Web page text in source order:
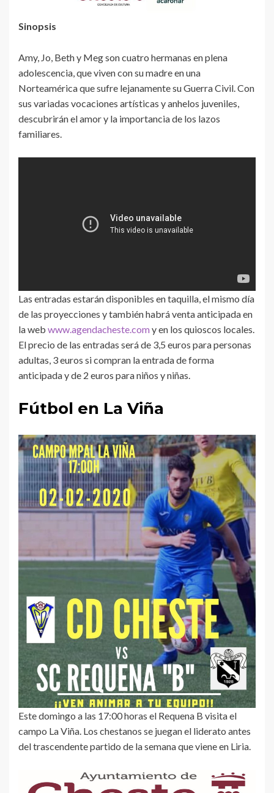
Sinopsis
Amy, Jo, Beth y Meg son cuatro hermanas en plena
adolescencia, que viven con su madre en una
Norteamérica que sufre lejanamente su Guerra Civil. Con
sus variadas vocaciones artísticas y anhelos juveniles,
descubrirán el amor y la importancia de los lazos
familiares.
Las entradas estarán disponibles en taquilla, el mismo día
de las proyecciones y también habrá venta anticipada en
la web www.agendacheste.comy en los quioscos locales.
El precio de las entradas será de 3,5 euros para personas
adultas, 3 euros si compran la entrada de forma
anticipada y de 2 euros para niños y niñas.
Fútbol en La Viña
Este domingo a las 17:00 horas el Requena B visita el
campo La Viña. Los chestanos se juegan el liderato antes
del trascendente partido de la semana que viene en Liria.